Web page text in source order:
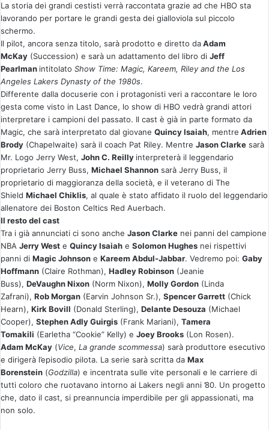
La storia dei grandi cestisti verrà raccontata grazie ad che HBO sta
lavorando per portare le grandi gesta dei gialloviola sul piccolo
schermo.
Il pilot, ancora senza titolo, sarà prodotto e diretto daAdam
McKay (Succession) e sarà un adattamento del libro di Jeff
Pearlman intitolato Show Time: Magic, Kareem, Riley and the Los
Angeles Lakers Dynasty of the 1980s.
Differente dalla docuserie con i protagonisti veri a raccontare le loro
gesta come visto in Last Dance, lo show di HBO vedrà grandi attori
interpretare i campioni del passato. Il cast è già in parte formato da
Magic, che sarà interpretato dal giovane Quincy Isaiah, mentre Adrien
Brody (Chapelwaite) sarà il coach Pat Riley. Mentre Jason Clarke sarà
Mr. Logo Jerry West, John C. Reilly interpreterà il leggendario
proprietario Jerry Buss, Michael Shannon sarà Jerry Buss, il
proprietario di maggioranza della società, e il veterano di The
Shield Michael Chiklis, al quale è stato affidato il ruolo del leggendario
allenatore dei Boston Celtics Red Auerbach.
Il resto del cast
Tra i già annunciati ci sono anche Jason Clarke nei panni del campione
NBA Jerry West e Quincy Isaiah e Solomon Hughes nei rispettivi
panni di Magic Johnson e Kareem Abdul-Jabbar. Vedremo poi: Gaby
Hoffmann (Claire Rothman), Hadley Robinson (Jeanie
Buss), DeVaughn Nixon (Norm Nixon), Molly Gordon (Linda
Zafrani), Rob Morgan (Earvin Johnson Sr.), Spencer Garrett (Chick
Hearn), Kirk Bovill (Donald Sterling), Delante Desouza (Michael
Cooper), Stephen Adly Guirgis (Frank Mariani), Tamera
Tomakili (Earletha “Cookie” Kelly) e Joey Brooks (Lon Rosen).
Adam McKay (Vice, La grande scommessa) sarà produttore esecutivo
e dirigerà l’episodio pilota. La serie sarà scritta da Max
Borenstein (Godzilla) e incentrata sulle vite personali e le carriere di
tutti coloro che ruotavano intorno ai Lakers negli anni ’80. Un progetto
che, dato il cast, si preannuncia imperdibile per gli appassionati, ma
non solo.